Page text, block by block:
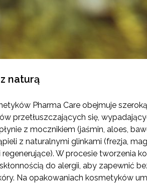
naturą
Pharma Care obejmuje
przetłuszczających się,
z mocznikiem (jaśmin, aloes,
z naturalnymi glinkami (frezja,
W procesie tworzenia
do alergii, aby zapewnić
Na opakowaniach kosmetyków